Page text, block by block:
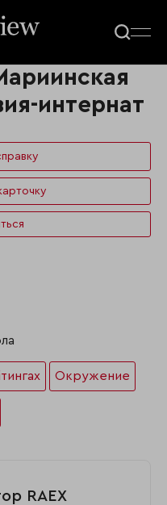
интернат
Окружение
RAEX